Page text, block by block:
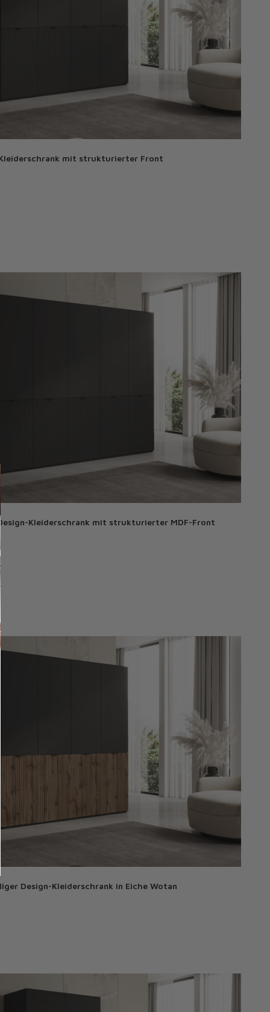
mit strukturierter Front
Kleiderschrank mit strukturierter MDF-Front
Design-Kleiderschrank in Eiche Wotan